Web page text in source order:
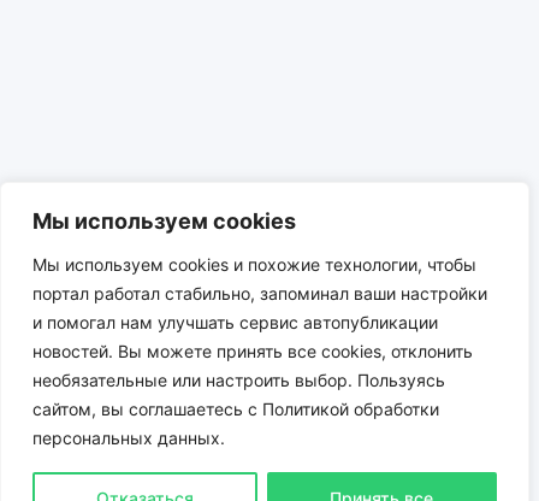
Мы используем cookies
Мы используем cookies и похожие технологии, чтобы
портал работал стабильно, запоминал ваши настройки
и помогал нам улучшать сервис автопубликации
новостей. Вы можете принять все cookies, отклонить
необязательные или настроить выбор. Пользуясь
сайтом, вы соглашаетесь с Политикой обработки
персональных данных.
Сотрудничество ceo@nicetab.ru